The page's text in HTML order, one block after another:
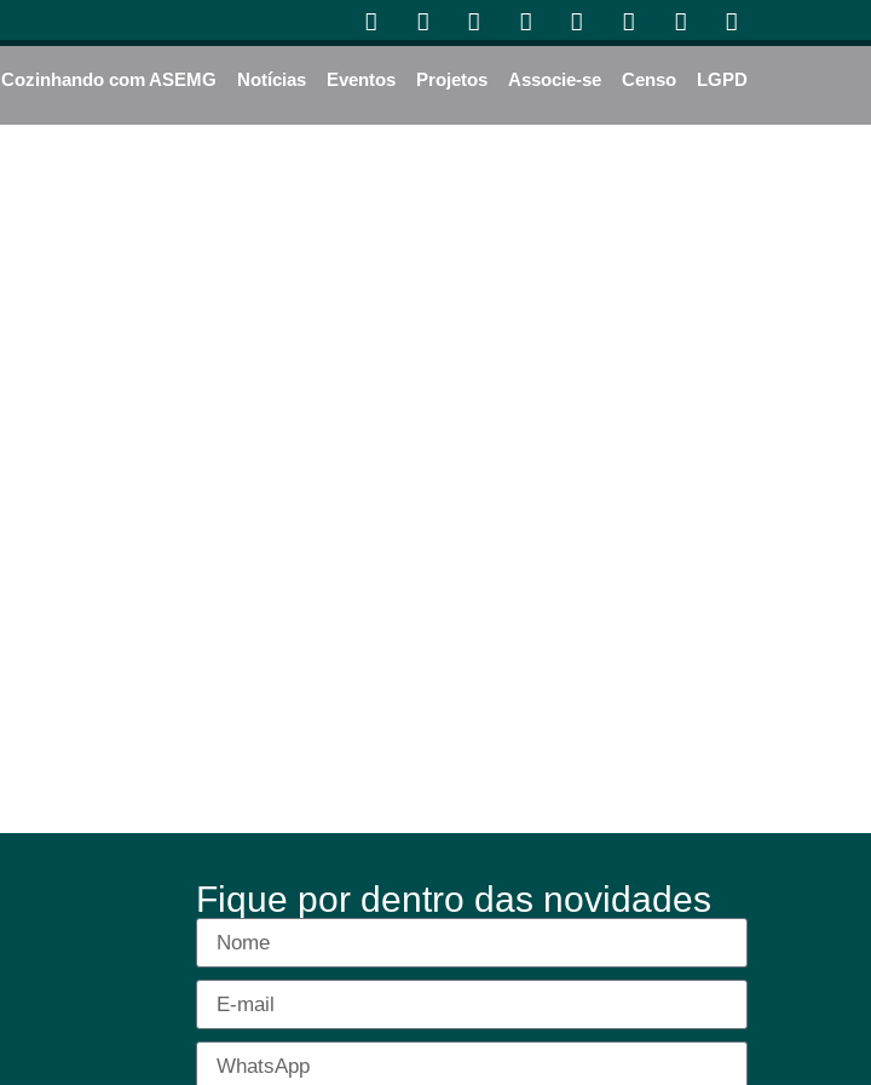
Cozinhando com ASEMG Notícias Eventos Projetos Associe-se Censo LGPD
Fique por dentro das novidades